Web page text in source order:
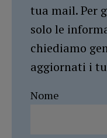
tua mail. Per
solo le
chiediamo
aggiornati i
Nome